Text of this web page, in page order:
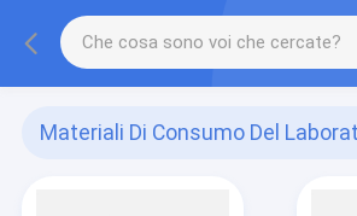
Materiali Di Consumo Del